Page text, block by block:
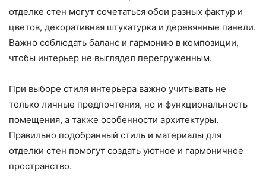
отделке стен могут сочетаться обои разных фактур и
цветов, декоративная штукатурка и деревянные панели.
Важно соблюдать баланс и гармонию в композиции,
чтобы интерьер не выглядел перегруженным.
При выборе стиля интерьера важно учитывать не
только личные предпочтения, но и функциональность
помещения, а также особенности архитектуры.
Правильно подобранный стиль и материалы для
отделки стен помогут создать уютное и гармоничное
пространство.